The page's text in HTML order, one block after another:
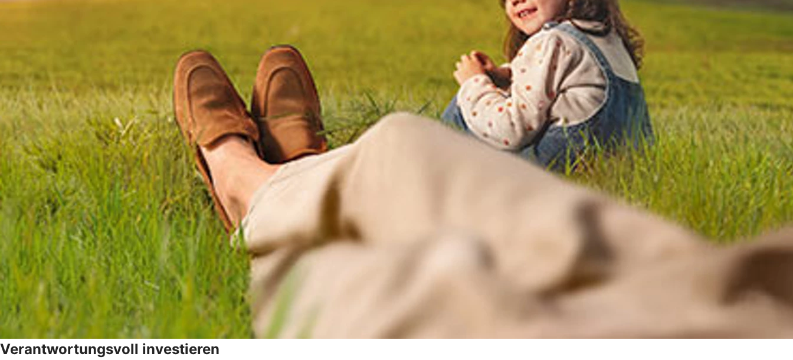
Verantwortungsvoll investieren